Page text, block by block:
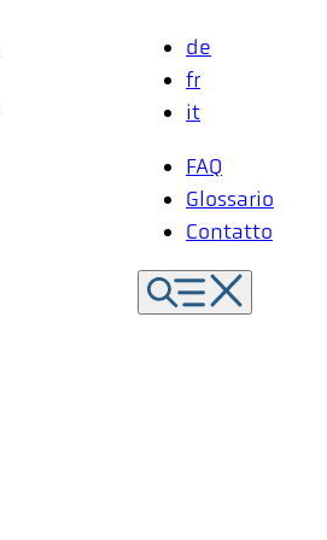
de
fr
it
FAQ
Glossario
Contatto